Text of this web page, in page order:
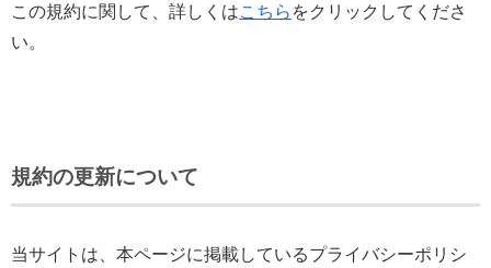
この規約に関して、詳しくはこちら をクリックしてくださ
い。
規約の更新について
当サイトは、本ページに掲載しているプライバシーポリシ